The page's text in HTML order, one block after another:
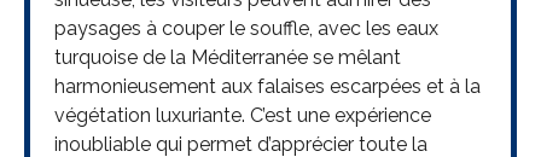
paysages à couper le souffle, avec les eaux
turquoise de la Méditerranée se mêlant
harmonieusement aux falaises escarpées et à la
végétation luxuriante. C’est une expérience
inoubliable qui permet d’apprécier toute la